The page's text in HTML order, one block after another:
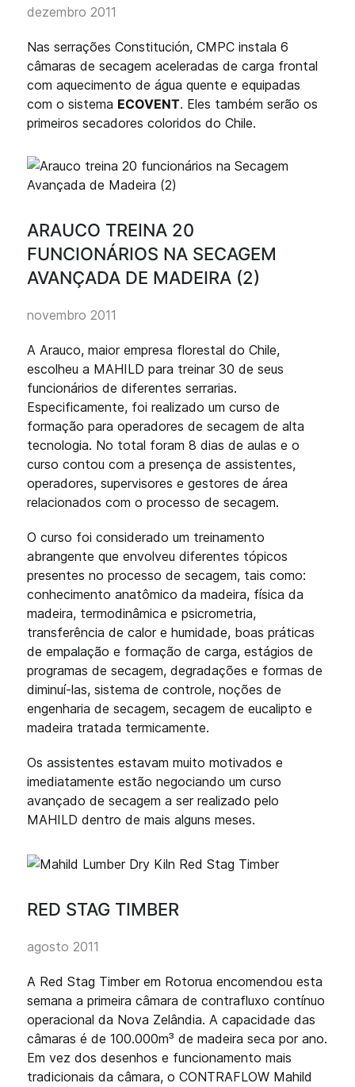
dezembro 2011
Nas serrações Constitución, CMPC instala 6
câmaras de secagem aceleradas de carga frontal
com aquecimento de água quente e equipadas
com o sistema ECOVENT. Eles também serão os
primeiros secadores coloridos do Chile.
ARAUCO TREINA 20
FUNCIONÁRIOS NA SECAGEM
AVANÇADA DE MADEIRA (2)
novembro 2011
A Arauco, maior empresa florestal do Chile,
escolheu a MAHILD para treinar 30 de seus
funcionários de diferentes serrarias.
Especificamente, foi realizado um curso de
formação para operadores de secagem de alta
tecnologia. No total foram 8 dias de aulas e o
curso contou com a presença de assistentes,
operadores, supervisores e gestores de área
relacionados com o processo de secagem.
O curso foi considerado um treinamento
abrangente que envolveu diferentes tópicos
presentes no processo de secagem, tais como:
conhecimento anatômico da madeira, física da
madeira, termodinâmica e psicrometria,
transferência de calor e humidade, boas práticas
de empalação e formação de carga, estágios de
programas de secagem, degradações e formas de
diminuí-las, sistema de controle, noções de
engenharia de secagem, secagem de eucalipto e
madeira tratada termicamente.
Os assistentes estavam muito motivados e
imediatamente estão negociando um curso
avançado de secagem a ser realizado pelo
MAHILD dentro de mais alguns meses.
RED STAG TIMBER
agosto 2011
A Red Stag Timber em Rotorua encomendou esta
semana a primeira câmara de contrafluxo contínuo
operacional da Nova Zelândia. A capacidade das
câmaras é de 100.000m³ de madeira seca por ano.
Em vez dos desenhos e funcionamento mais
tradicionais da câmara, o CONTRAFLOW Mahild